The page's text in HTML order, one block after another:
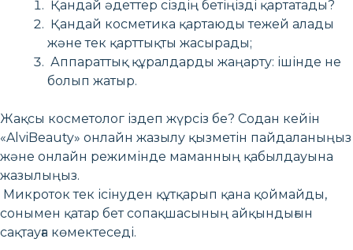
Қандай әдеттер сіздің бетіңізді қартатады?
Қандай косметика қартаюды тежей алады
және тек қарттықты жасырады;
Аппараттық құралдарды жаңарту: ішінде не
болып жатыр.
Жақсы косметолог іздеп жүрсіз бе? Содан кейін
«AlviBeauty» онлайн жазылу қызметін пайдаланыңыз
және онлайн режимінде маманның қабылдауына
жазылыңыз.
Микроток тек ісінуден құтқарып қана қоймайды,
сонымен қатар бет сопақшасының айқындығын
сақтауға көмектеседі.